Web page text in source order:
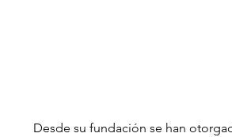
Desde su fundación se han